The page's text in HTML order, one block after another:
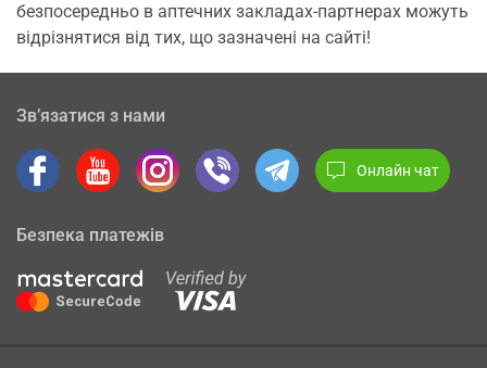
безпосередньо в аптечних закладах-партнерах можуть
відрізнятися від тих, що зазначені на сайті!
Зв’язатися з нами
Онлайн чат
Безпека платежів